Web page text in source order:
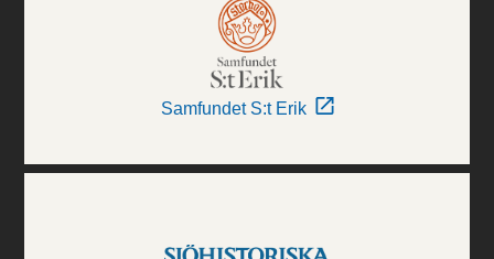
Samfundet S:t Erik